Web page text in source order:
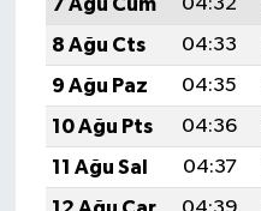
8 Ağu Cts
04:33
9 Ağu Paz
04:35
10 Ağu Pts
04:36
11 Ağu Sal
04:37